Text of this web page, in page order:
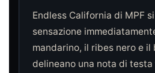
Endless California di MPF
sensazione
mandarino, il ribes nero e il
delineano una nota di